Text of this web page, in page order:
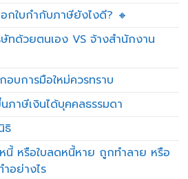
กใบกำกับภาษียังไงดี? 🔸
ทด้วยตนเอง VS จ้างสำนักงาน
บการมือใหม่ควรทราบ
ภาษีเงินได้บุคคลธรรมดา
ธิ
นี้ หรือใบลดหนี้หาย ถูกทำลาย หรือ
อย่างไร